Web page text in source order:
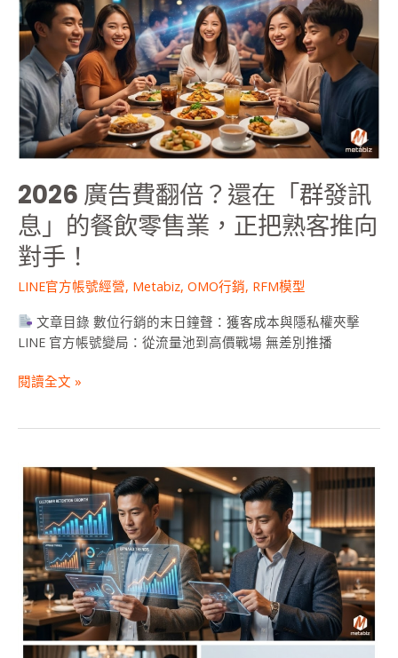
2026 廣告費翻倍？還在「群發訊
息」的餐飲零售業，正把熟客推向
對手！
LINE官方帳號經營, Metabiz, OMO行銷, RFM模型
文章目錄 數位行銷的末日鐘聲：獲客成本與隱私權夾擊
LINE 官方帳號變局：從流量池到高價戰場 無差別推播
訊
息」
的
餐
飲
零
售
業，
把
熟
客
推
對
手！
閱讀全文 »
2026
飲
行
銷
革
命：
為
何